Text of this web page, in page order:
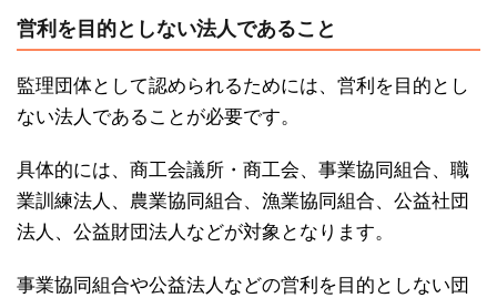
営利を目的としない法人であること
監理団体として認められるためには、営利を目的とし
ない法人であることが必要です。
具体的には、商工会議所・商工会、事業協同組合、職
業訓練法人、農業協同組合、漁業協同組合、公益社団
法人、公益財団法人などが対象となります。
事業協同組合や公益法人などの営利を目的としない団